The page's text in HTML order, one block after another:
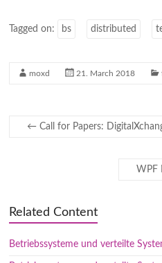
Tagged on: bs distributed
moxd 21. March 2018
← Call for Papers:
WPF
Related Content
Betriebssysteme und verteilte